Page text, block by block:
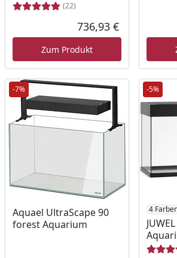
(22)
Aktueller Preis
736,93 €
Zum Produkt
-7%
Aquael UltraScape 90
forest Aquarium
-5%
4